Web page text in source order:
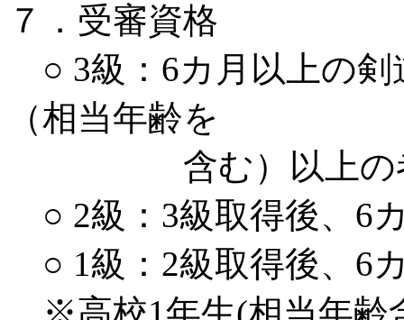
７．受審資格
○ 3級：6カ月以上の剣
（相当年齢を
含む）以上の
○ 2級：3級取得後、6
○ 1級：2級取得後、6
※高校1年生(相当年齢